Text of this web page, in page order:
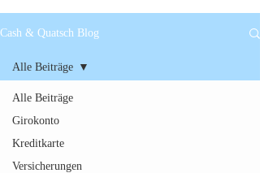
Cash & Quatsch Blog
Alle Beiträge
Girokonto
Kreditkarte
Versicherungen
Alle Beiträge